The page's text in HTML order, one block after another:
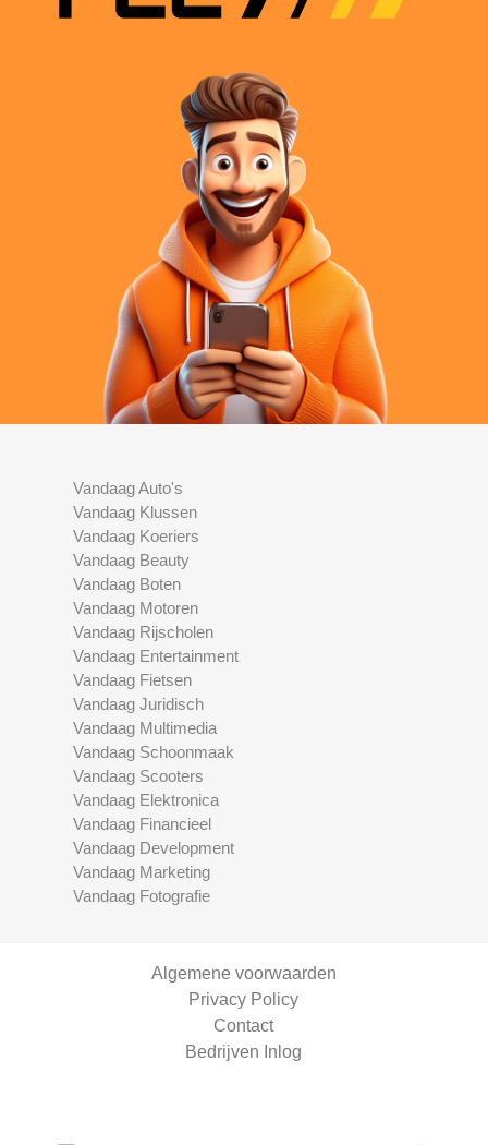
Vandaag Auto's
Vandaag Klussen
Vandaag Koeriers
Vandaag Beauty
Vandaag Boten
Vandaag Motoren
Vandaag Rijscholen
Vandaag Entertainment
Vandaag Fietsen
Vandaag Juridisch
Vandaag Multimedia
Vandaag Schoonmaak
Vandaag Scooters
Vandaag Elektronica
Vandaag Financieel
Vandaag Development
Vandaag Marketing
Vandaag Fotografie
Algemene voorwaarden
Privacy Policy
Contact
Bedrijven Inlog